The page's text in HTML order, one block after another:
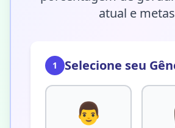
atual e metas
1 Selecione seu
👨